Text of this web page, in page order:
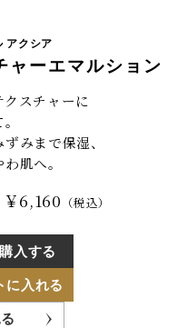
アクシア
ャーエマルション
クスチャーに
みまで保湿、
肌へ。
6,160 （税込）
入する
に入れる